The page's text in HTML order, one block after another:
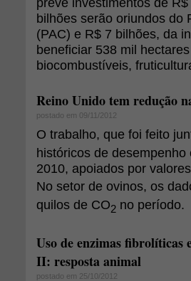
bilhões serão oriundos do
(PAC) e R$ 7 bilhões, da
beneficiar 538 mil
biocombustíveis,
Reino Unido tem redução
postado em 09/11/2012
O trabalho, que foi feito
históricos de
2010, apoiados por
No setor de ovinos, os
quilos de CO2 no período.
Uso de enzimas fibrolíticas
II: resposta animal
postado em 25/10/2012